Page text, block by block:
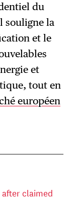
du
souligne la
et le
et
tout en
européen
after claimed